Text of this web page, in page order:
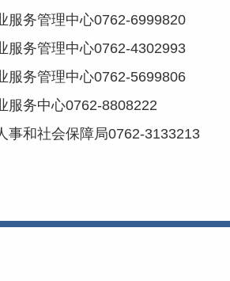
务管理中心0762-6999820
务管理中心0762-4302993
务管理中心0762-5699806
务中心0762-8808222
和社会保障局0762-3133213